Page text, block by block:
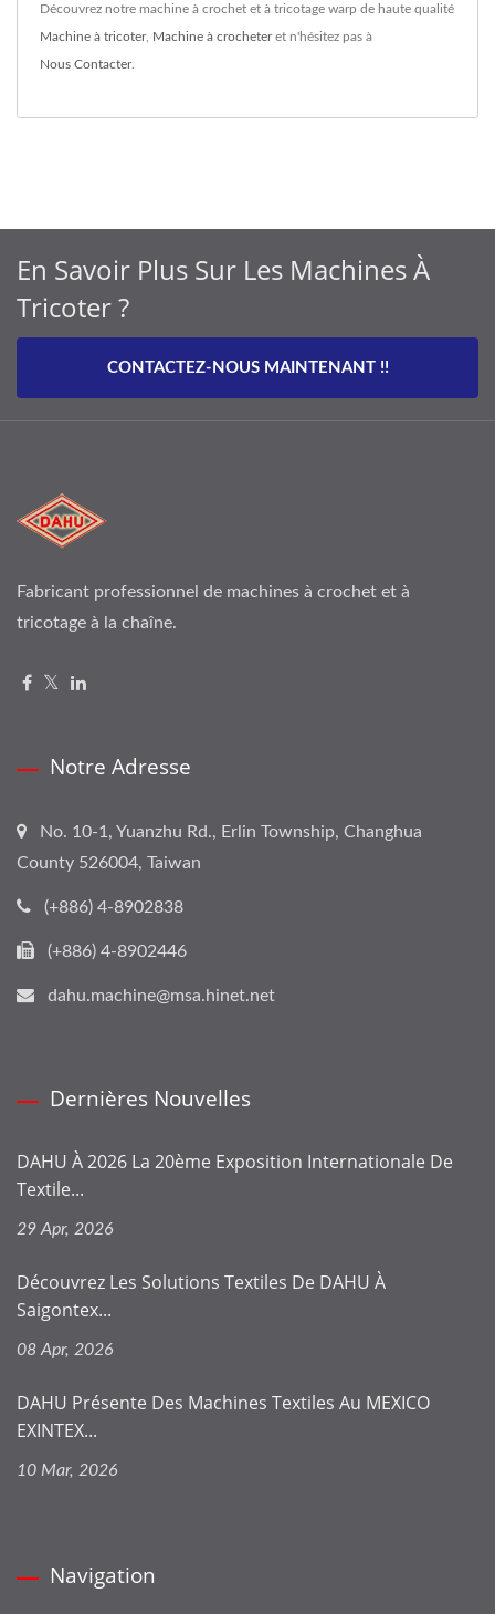
Découvrez notre machine à crochet et à tricotage warp de haute qualité
Machine à tricoter, Machine à crocheteret n'hésitez pas à
Nous Contacter.
En Savoir Plus Sur Les Machines À
Tricoter ?
CONTACTEZ-NOUS MAINTENANT !!
Fabricant professionnel de machines à crochet et à
tricotage à la chaîne.
Notre Adresse
No. 10-1, Yuanzhu Rd., Erlin Township, Changhua
County 526004, Taiwan
(+886) 4-8902838
(+886) 4-8902446
dahu.machine@msa.hinet.net
Dernières Nouvelles
DAHU À 2026 La 20ème Exposition Internationale De
Textile...
29 Apr, 2026
Découvrez Les Solutions Textiles De DAHU À
Saigontex...
08 Apr, 2026
DAHU Présente Des Machines Textiles Au MEXICO
EXINTEX...
10 Mar, 2026
Navigation